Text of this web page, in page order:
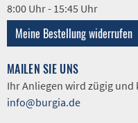
8:00 Uhr - 15:45 Uhr
Meine Bestellung widerrufen
MAILEN SIE UNS
Ihr Anliegen wird zügig
info@burgia.de